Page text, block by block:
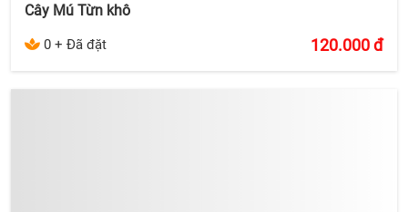
Cây Mú Từn khô
0 + Đã đặt 120.000đ